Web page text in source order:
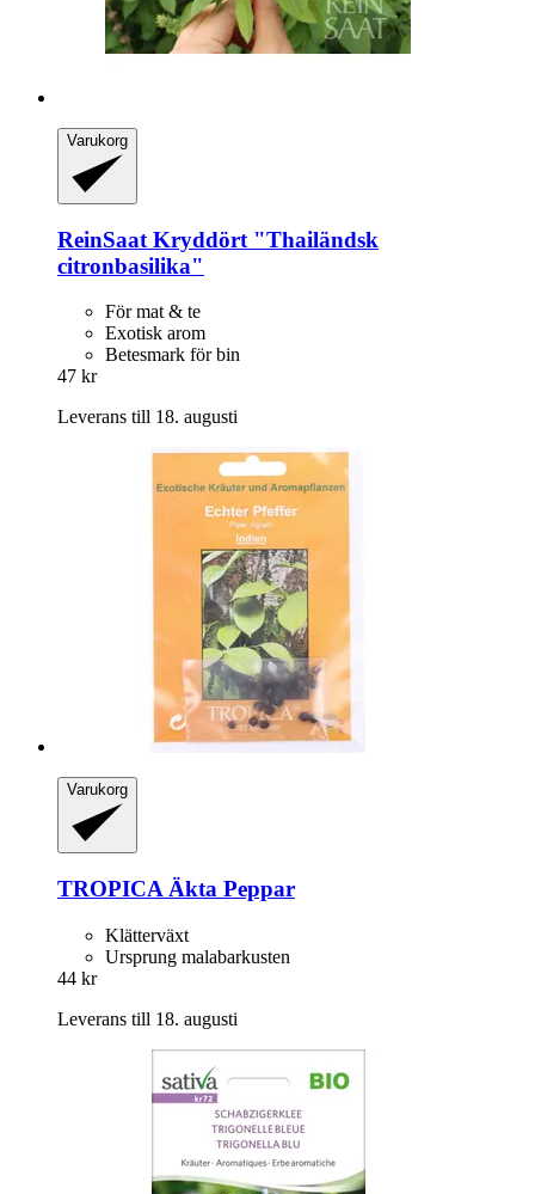
Varukorg
ReinSaat Kryddört "Thailändsk
citronbasilika"
För mat & te
Exotisk arom
Betesmark för bin
47 kr
Leverans till 18. augusti
Varukorg
TROPICA Äkta Peppar
Klätterväxt
Ursprung malabarkusten
44 kr
Leverans till 18. augusti